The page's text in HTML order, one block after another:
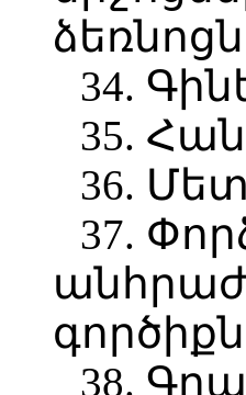
34.
35.
36.
37.
38.